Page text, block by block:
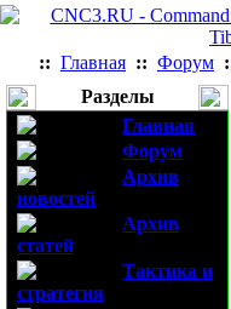
:: Главная :: Форум
Разделы
Главная
Форум
Архив
новостей
Архив
статей
Тактика и
стратегия